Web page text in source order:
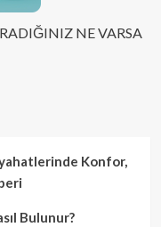
NE VARSA
Konfor,
Bulunur?